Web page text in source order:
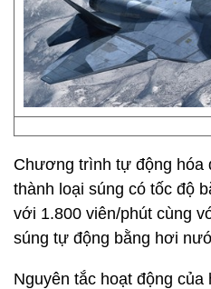
Chương trình tự động hóa
thành loại súng có tốc độ
với 1.800 viên/phút cùng
súng tự động bằng hơi
Nguyên tắc hoạt động